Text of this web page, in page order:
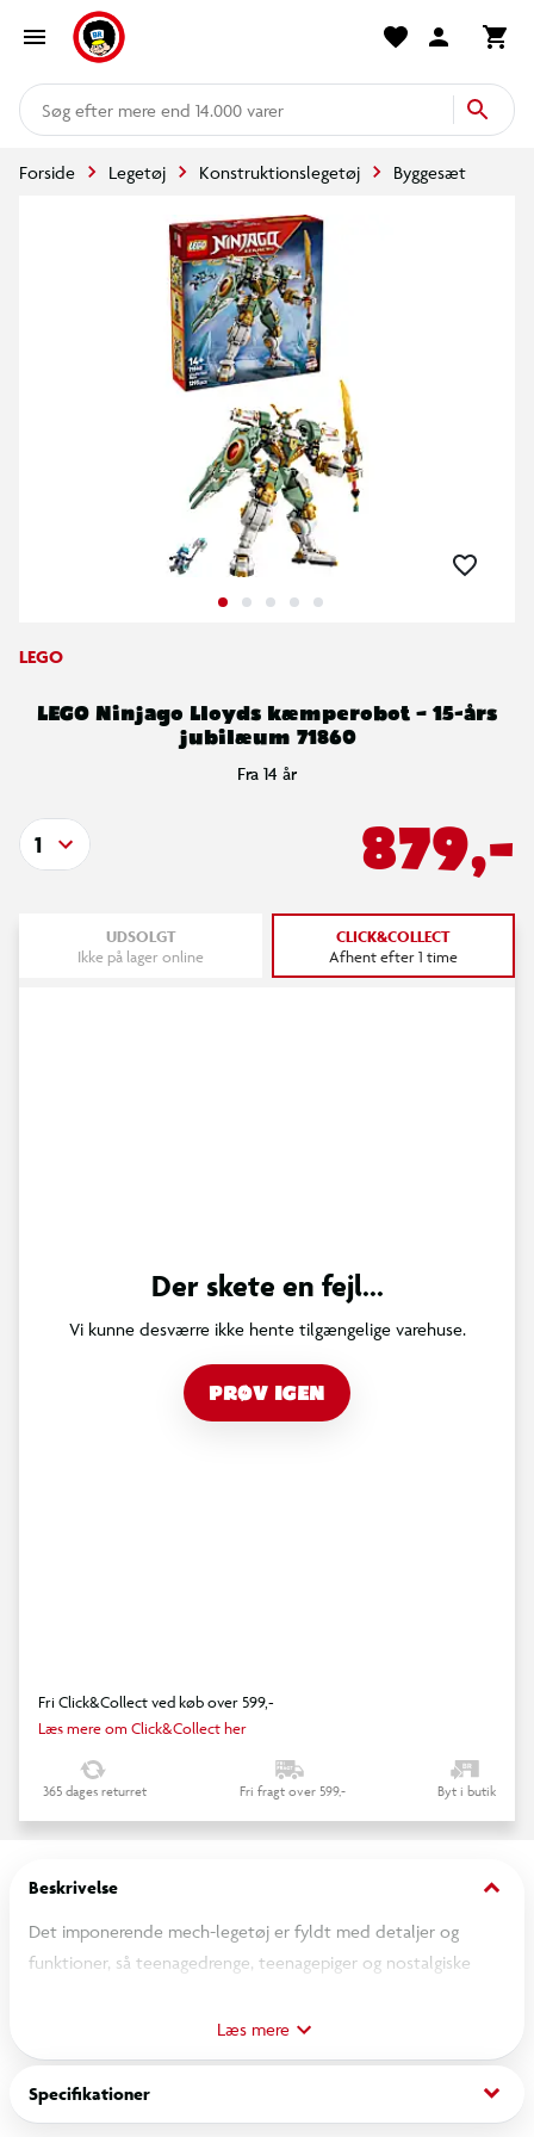
mere end 14.000 varer
Forside Legetøj Konstruktionslegetøj Byggesæt
LEGO
LEGO Ninjago Lloyds kæmperobot – 15-års
jubilæum 71860
Fra 14 år
879,-
1
UDSOLGT
Ikke på lager online
CLICK&COLLECT
Afhent efter 1 time
Der skete en fejl...
Vi kunne desværre ikke hente tilgængelige varehuse.
PRØV IGEN
Fri Click&Collect ved køb over 599,-
Læs mere om Click&Collect her
365 dages returret Fri fragt over 599,- Byt i butik
Beskrivelse keyboard_arrow_down
Det imponerende mech-legetøj er fyldt med detaljer og
funktioner, så teenagedrenge, teenagepiger og nostalgiske
NINJAGO® tv-serien. LEGO NINJAGO actionfigursættet
Lloyds kæmperobot – 15-års jubilæum (71860) er en
opgraderet udgave af den originale fanfavorit Lloyds
kæmperobot (70676).
Læs mere
Specifikationer keyboard_arrow_down